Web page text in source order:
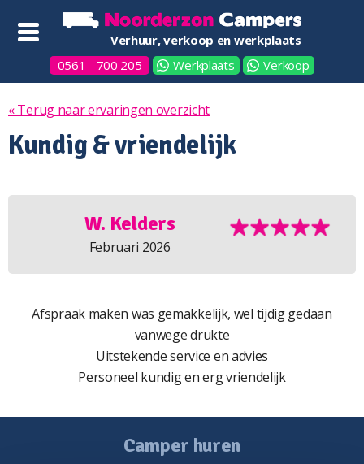
Verhuur, verkoop en werkplaats
0561 - 700 205
Werkplaats Verkoop
« Terug naar ervaringen overzicht
Kundig & vriendelijk
W. Kelders
Februari 2026
Afspraak maken was gemakkelijk, wel tijdig gedaan
vanwege drukte
Uitstekende service en advies
Personeel kundig en erg vriendelijk
Camper huren